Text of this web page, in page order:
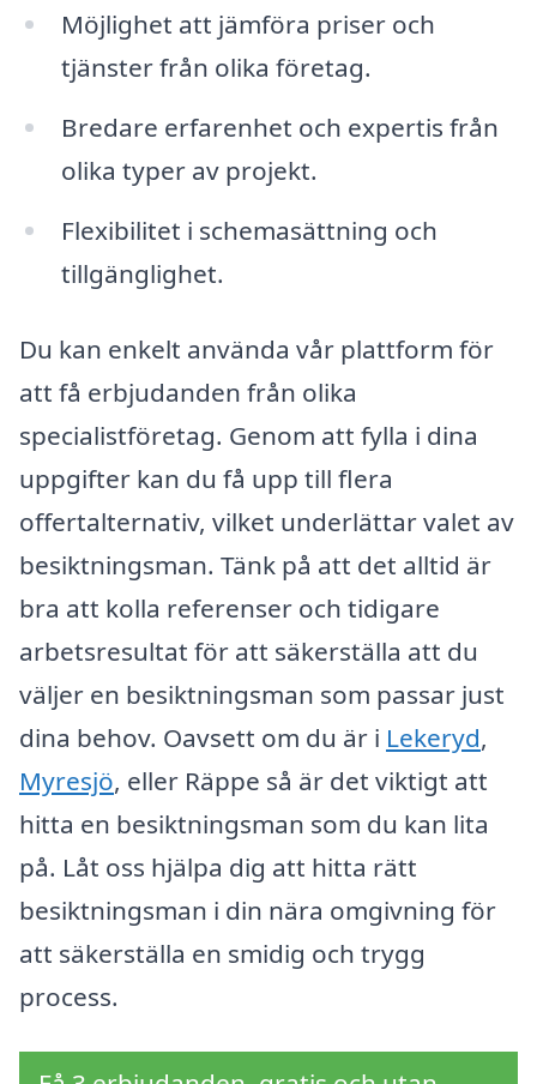
Möjlighet att jämföra priser och
tjänster från olika företag.
Bredare erfarenhet och expertis från
olika typer av projekt.
Flexibilitet i schemasättning och
tillgänglighet.
Du kan enkelt använda vår plattform för
att få erbjudanden från olika
specialistföretag. Genom att fylla i dina
uppgifter kan du få upp till flera
offertalternativ, vilket underlättar valet av
besiktningsman. Tänk på att det alltid är
bra att kolla referenser och tidigare
arbetsresultat för att säkerställa att du
väljer en besiktningsman som passar just
dina behov. Oavsett om du är i Lekeryd,
Myresjö, eller Räppe så är det viktigt att
hitta en besiktningsman som du kan lita
på. Låt oss hjälpa dig att hitta rätt
besiktningsman i din nära omgivning för
att säkerställa en smidig och trygg
process.